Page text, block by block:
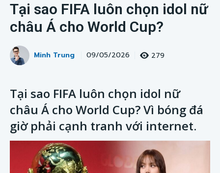
Tại sao FIFA luôn chọn idol nữ
châu Á cho World Cup?
Minh Trung 09/05/2026 279
Tại sao FIFA luôn chọn idol nữ
châu Á cho World Cup? Vì bóng đá
giờ phải cạnh tranh với internet.